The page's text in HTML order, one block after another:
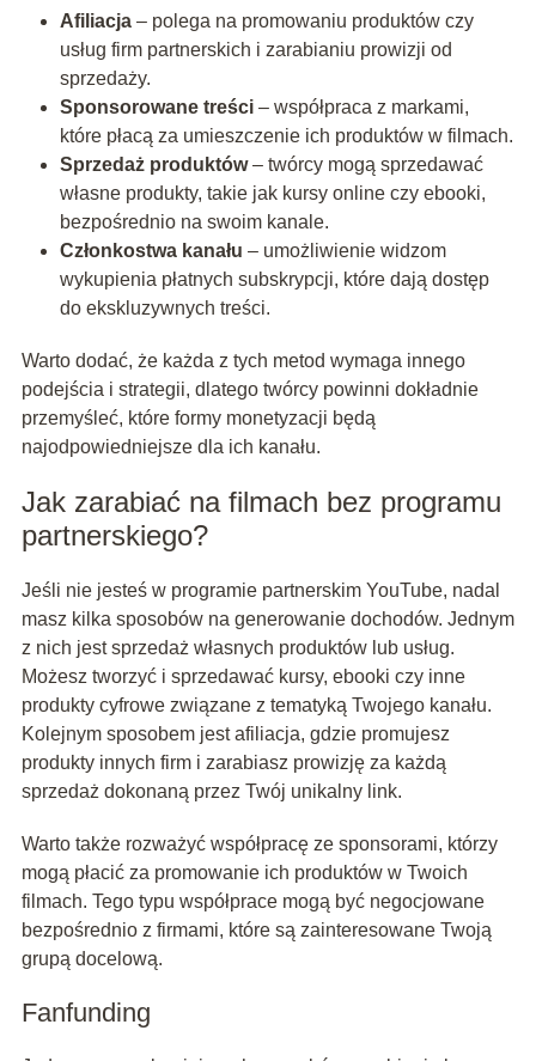
Afiliacja– polega na promowaniu produktów czy
usług firm partnerskich i zarabianiu prowizji od
sprzedaży.
Sponsorowane treści– współpraca z markami,
które płacą za umieszczenie ich produktów w filmach.
Sprzedaż produktów– twórcy mogą sprzedawać
własne produkty, takie jak kursy online czy ebooki,
bezpośrednio na swoim kanale.
Członkostwa kanału – umożliwienie widzom
wykupienia płatnych subskrypcji, które dają dostęp
do ekskluzywnych treści.
Warto dodać, że każda z tych metod wymaga innego
podejścia i strategii, dlatego twórcy powinni dokładnie
przemyśleć, które formy monetyzacji będą
najodpowiedniejsze dla ich kanału.
Jak zarabiać na filmach bez programu
partnerskiego?
Jeśli nie jesteś w programie partnerskim YouTube, nadal
masz kilka sposobów na generowanie dochodów. Jednym
z nich jest sprzedaż własnych produktów lub usług.
Możesz tworzyć i sprzedawać kursy, ebooki czy inne
produkty cyfrowe związane z tematyką Twojego kanału.
Kolejnym sposobem jest afiliacja, gdzie promujesz
produkty innych firm i zarabiasz prowizję za każdą
sprzedaż dokonaną przez Twój unikalny link.
Warto także rozważyć współpracę ze sponsorami, którzy
mogą płacić za promowanie ich produktów w Twoich
filmach. Tego typu współprace mogą być negocjowane
bezpośrednio z firmami, które są zainteresowane Twoją
grupą docelową.
Fanfunding